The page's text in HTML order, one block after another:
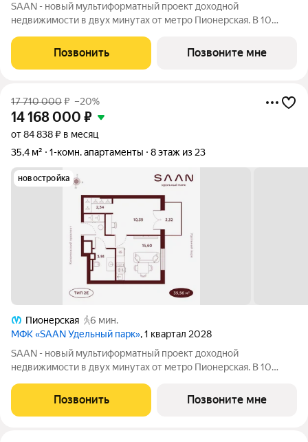
SAAN - новый мультиформатный проект доходной
недвижимости в двух минутах от метро Пионерская. В 10
представлены различные варианты: от компактных студий до
просторных резиденций с панорамными
Позвонить Позвоните мне
17 710 000₽ –20%
14 168 000 ₽
от 84 838 ₽ в месяц
35,4 м²
1-комн. апартаменты 8 этаж из 23
новостройка
Пионерская
6 мин.
МФК «SAAN Удельный парк», 1 квартал 2028
SAAN - новый мультиформатный проект доходной
недвижимости в двух минутах от метро Пионерская. В 10
представлены различные варианты: от компактных студий до
просторных резиденций с панорамными
Позвонить Позвоните мне